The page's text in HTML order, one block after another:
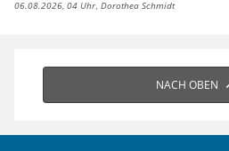
06.08.2026, 04 Uhr Dorothea Schmidt
NACH OBEN